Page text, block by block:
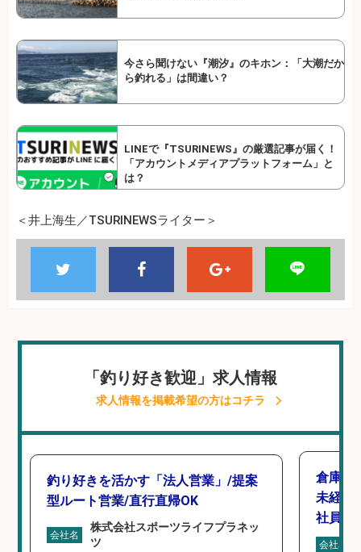
今さら聞けない『潮汐』のキホン：「大潮だか
ら釣れる」は間違い？
LINEで『TSURINEWS』の厳選記事が届く！
「アカウントメディアプラットフォーム」と
は？
＜井上海生／TSURINEWSライター＞
「釣り好き歓迎」求人情報
求人情報を掲載希望の方はコチラ
釣り好きを活かす「法人営業」/提案
型ルート営業/直行直帰OK
会社名
株式会社スポーツライフプラネッ
ツ
倉庫で
未経験
社員登
会社名